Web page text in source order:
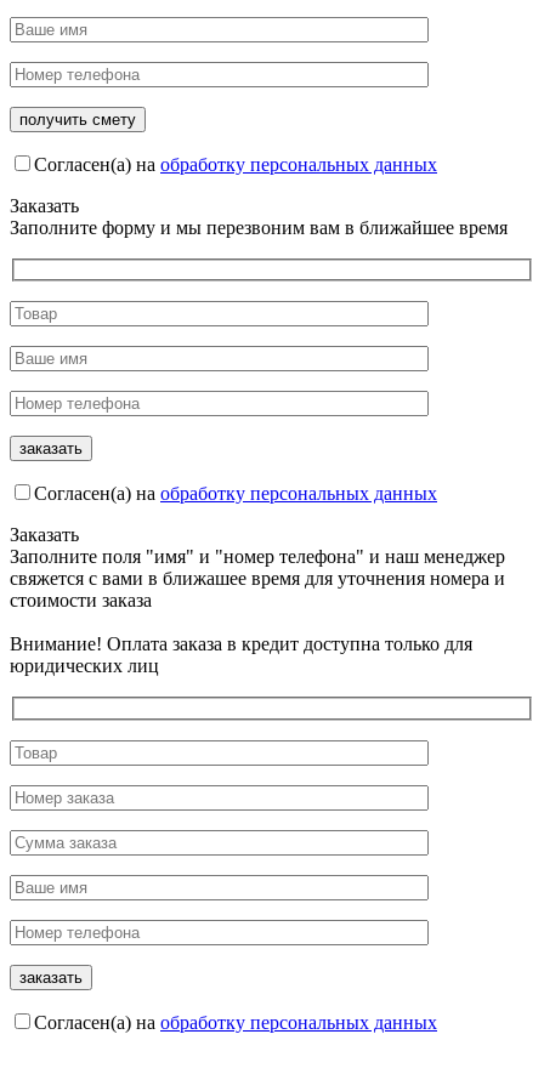
Согласен(а) на обработку персональных данных
Заказать
Заполните форму и мы перезвоним вам в ближайшее время
Согласен(а) на обработку персональных данных
Заказать
Заполните поля "имя" и "номер телефона" и наш менеджер
свяжется с вами в ближашее время для уточнения номера и
стоимости заказа
Внимание! Оплата заказа в кредит доступна только для
юридических лиц
Согласен(а) на обработку персональных данных